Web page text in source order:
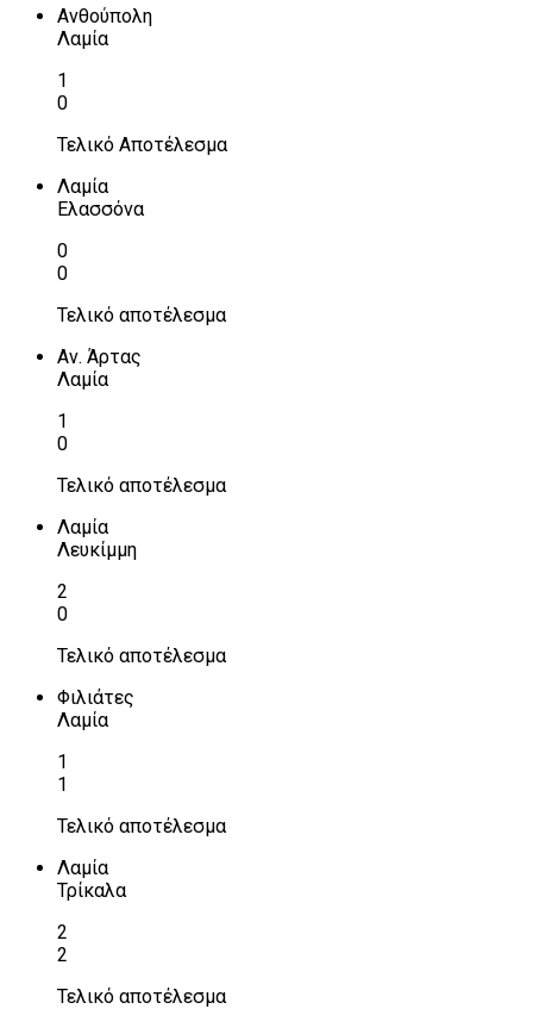
Ανθούπολη
Λαμία
1
0
Τελικό Αποτέλεσμα
Λαμία
Ελασσόνα
0
0
Τελικό αποτέλεσμα
Αν. Άρτας
Λαμία
1
0
Τελικό αποτέλεσμα
Λαμία
Λευκίμμη
2
0
Τελικό αποτέλεσμα
Φιλιάτες
Λαμία
1
1
Τελικό αποτέλεσμα
Λαμία
Τρίκαλα
2
2
Τελικό αποτέλεσμα